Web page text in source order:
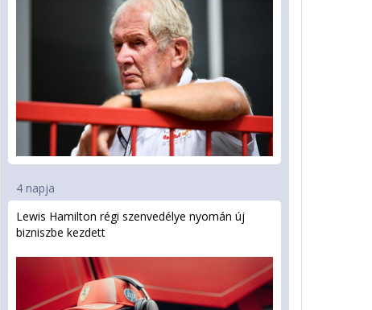
4 napja
Lewis Hamilton régi szenvedélye nyomán új
bizniszbe kezdett